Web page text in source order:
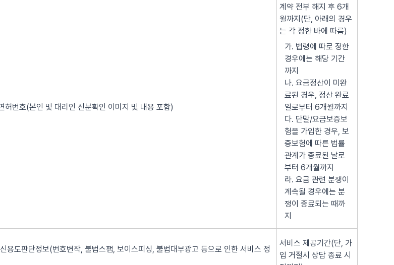
번호(본인 및 대리인 신분확인 이미지 및 내용 포함)
계약 전부 해지 후 6개
월까지(단, 아래의 경우
는 각 정한 바에 따름)
가. 법령에 따로 정한
경우에는 해당 기간
까지
나. 요금정산이 미완
료된 경우, 정산 완료
일로부터 6개월까지
다. 단말/요금보증보
험을 가입한 경우, 보
증보험에 따른 법률
관계가 종료된 날로
부터 6개월까지
라. 요금 관련 분쟁이
계속될 경우에는 분
쟁이 종료되는 때까
지
용도판단정보(번호변작, 불법스팸, 보이스피싱, 불법대부광고 등으로 인한 서비스 정
서비스 제공기간(단, 가
입 거절시 상담 종료 시